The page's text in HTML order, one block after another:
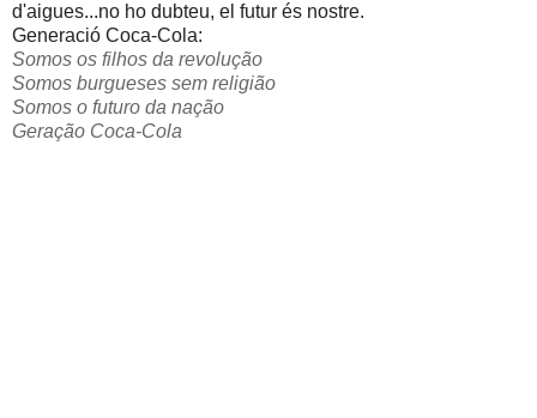
d'aigues...no ho dubteu, el futur és nostre.
Generació Coca-Cola:
Somos os filhos da revolução
Somos burgueses sem religião
Somos o futuro da nação
Geração Coca-Cola